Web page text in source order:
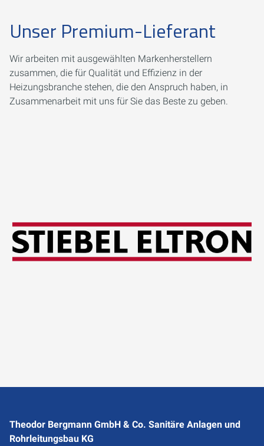
Unser Premium-Lieferant
Wir arbeiten mit ausgewählten Markenherstellern
zusammen, die für Qualität und Effizienz in der
Heizungsbranche stehen, die den Anspruch haben, in
Zusammenarbeit mit uns für Sie das Beste zu geben.
Theodor Bergmann GmbH & Co. Sanitäre Anlagen und
Rohrleitungsbau KG